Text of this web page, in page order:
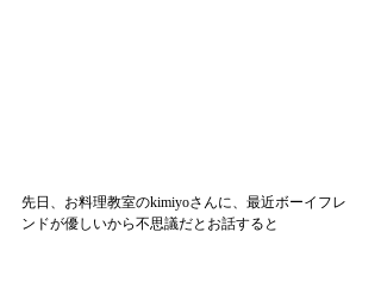
先日、お料理教室のkimiyoさんに、最近ボーイフレ
ンドが優しいから不思議だとお話すると